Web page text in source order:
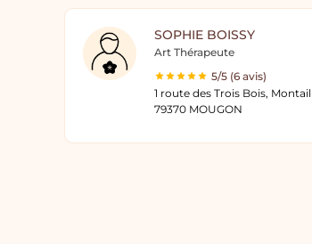
SOPHIE BOISSY
Art Thérapeute
5/5 (6 avis)
1 route des Trois Bois,
79370 MOUGON